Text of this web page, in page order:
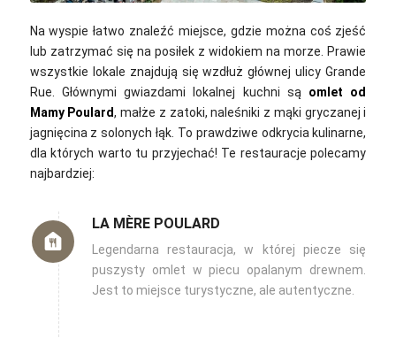
Na wyspie łatwo znaleźć miejsce, gdzie można coś zjeść
lub zatrzymać się na posiłek z widokiem na morze. Prawie
wszystkie lokale znajdują się wzdłuż głównej ulicy Grande
Rue. Głównymi gwiazdami lokalnej kuchni są omlet od
Mamy Poulard, małże z zatoki, naleśniki z mąki gryczanej i
jagnięcina z solonych łąk. To prawdziwe odkrycia kulinarne,
dla których warto tu przyjechać! Te restauracje polecamy
najbardziej:
LA MÈRE POULARD
Legendarna restauracja, w której piecze się
puszysty omlet w piecu opalanym drewnem.
Jest to miejsce turystyczne, ale autentyczne.